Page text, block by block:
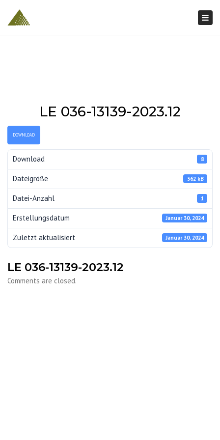
LE 036-13139-2023.12
DOWNLOAD
Download 8
Dateigröße 362 kB
Datei-Anzahl 1
Erstellungsdatum Januar 30, 2024
Zuletzt aktualisiert Januar 30, 2024
LE 036-13139-2023.12
Comments are closed.